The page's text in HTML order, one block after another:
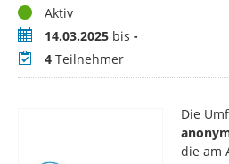
StatusAktiv
Zeitraum14.03.2025 bis -
Teilnehmer
4 Teilnehmer
Die
die am